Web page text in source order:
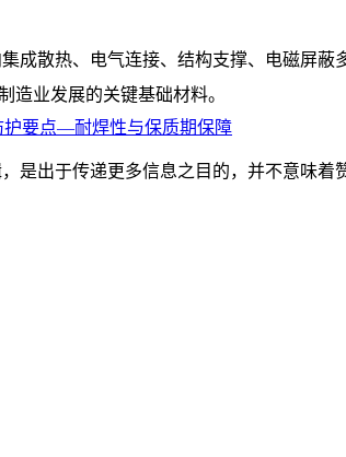
散热、电气连接、结构支撑、电磁屏蔽
造业发展的关键基础材料。
护要点—耐焊性与保质期保障
出于传递更多信息之目的，并不意味着